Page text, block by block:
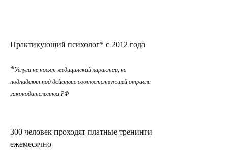
Практикующий психолог* с 2012 года
*Услуги не носят медицинский характер, не
подпадают под действие соответствующей отрасли
законодательства РФ
300 человек проходят платные тренинги
ежемесячно